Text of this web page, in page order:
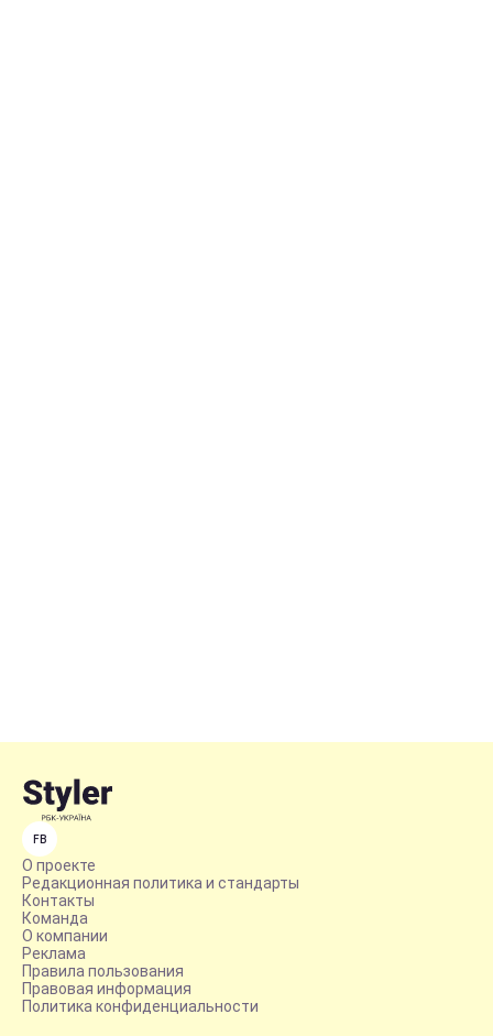
FB
О проекте
Редакционная политика и стандарты
Контакты
Команда
О компании
Реклама
Правила пользования
Правовая информация
Политика конфиденциальности